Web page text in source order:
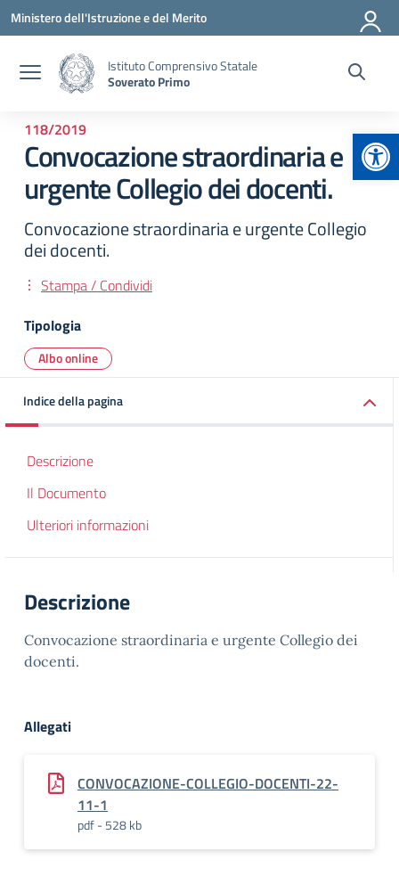
Vai ai contenuti
Vai al menu di navigazione
Vai al footer
Ministero dell'Istruzione e del Merito
Istituto Comprensivo Statale
Soverato Primo
118/2019
Convocazione straordinaria e
urgente Collegio dei docenti.
Convocazione straordinaria e urgente Collegio
dei docenti.
Stampa / Condividi
Tipologia
Albo online
Indice della pagina
Descrizione
Il Documento
Ulteriori informazioni
Descrizione
Convocazione straordinaria e urgente Collegio dei
docenti.
Allegati
CONVOCAZIONE-COLLEGIO-DOCENTI-22-
11-1
pdf - 528 kb